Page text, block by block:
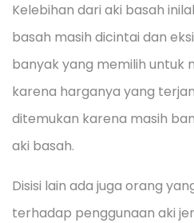
Kelebihan dari aki basah
basah masih dicintai dan
banyak yang memilih untuk
karena harganya yang
ditemukan karena masih
aki basah.
Disisi lain ada juga orang
terhadap penggunaan aki